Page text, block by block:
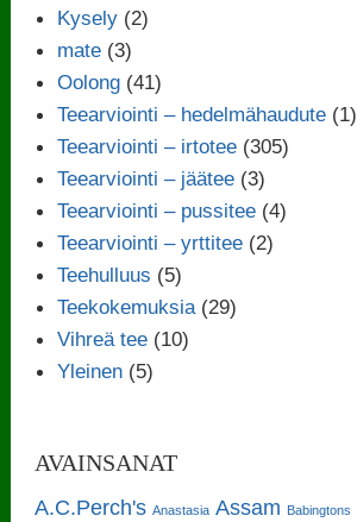
Kysely (2)
mate (3)
Oolong (41)
Teearviointi – hedelmähaudute (1)
Teearviointi – irtotee (305)
Teearviointi – jäätee (3)
Teearviointi – pussitee (4)
Teearviointi – yrttitee (2)
Teehulluus (5)
Teekokemuksia(29)
Vihreä tee (10)
Yleinen (5)
AVAINSANAT
A.C.Perch's Anastasia Assam Babingtons